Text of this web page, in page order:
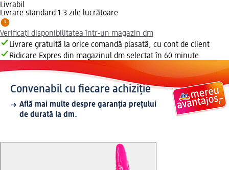
Livrabil
Livrare standard 1-3 zile lucrătoare
Verificați disponibilitatea într-un magazin dm
Livrare gratuită la orice comandă plasată, cu cont de client
Ridicare Expres din magazinul dm selectat în 60 minute.
Convenabil cu fiecare achiziție
Află mai multe despre garanția prețului
de durată la dm.